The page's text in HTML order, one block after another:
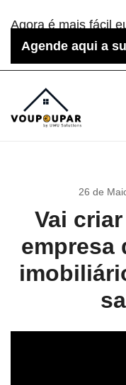
para
conteúdo
Agora é mais fácil
Agende aqui a
26 de
Vai
empresa